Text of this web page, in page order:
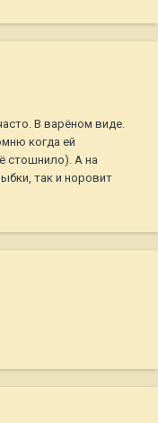
В варёном виде.
когда ей
стошнило). А на
так и норовит